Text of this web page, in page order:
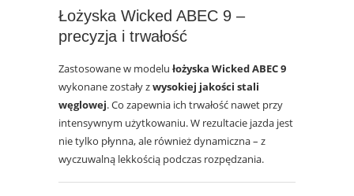
Łożyska Wicked ABEC 9 –
precyzja i trwałość
Zastosowane w modelu łożyska Wicked ABEC 9
wykonane zostały zwysokiej jakości stali
węglowej. Co zapewnia ich trwałość nawet przy
intensywnym użytkowaniu. W rezultacie jazda jest
nie tylko płynna, ale również dynamiczna – z
wyczuwalną lekkością podczas rozpędzania.